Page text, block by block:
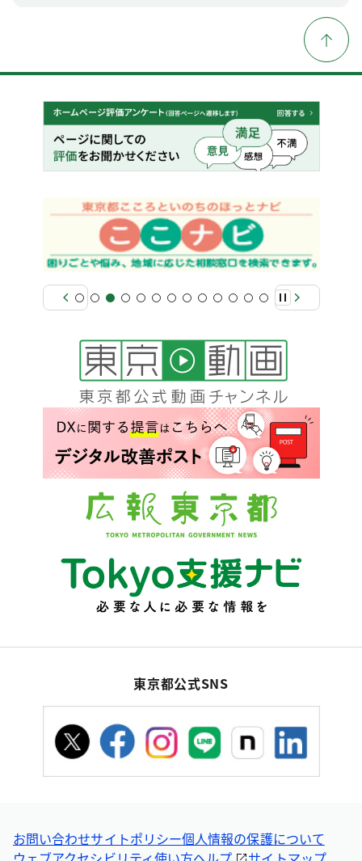
東京都公式SNS
お問い合わせサイトポリシー個人情報の保護について